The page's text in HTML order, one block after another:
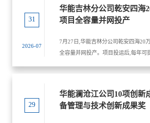
31
2026-07
华能吉林分公司乾安四海
项目全容量并网投产
7月27日,华能吉林分公司乾安四海20
全容量并网投产。项目投运后,每年可
29
华能澜沧江公司10项创新
备管理与技术创新成果奖